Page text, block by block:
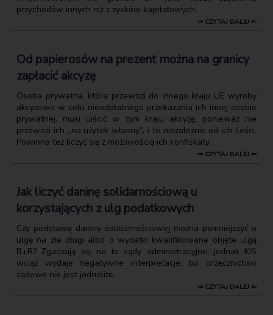
przychodów innych niż z zysków kapitałowych.
⇒ CZYTAJ DALEJ ⇐
Od papierosów na prezent można na granicy
zapłacić akcyzę
Osoba prywatna, która przewozi do innego kraju UE wyroby
akcyzowe w celu nieodpłatnego przekazania ich innej osobie
prywatnej, musi uiścić w tym kraju akcyzę, ponieważ nie
przewozi ich „na użytek własny”, i to niezależnie od ich ilości.
Powinna też liczyć się z możliwością ich konfiskaty.
⇒ CZYTAJ DALEJ ⇐
Jak liczyć daninę solidarnościową u
korzystających z ulg podatkowych
Czy podstawę daniny solidarnościowej można pomniejszyć o
ulgę na złe długi albo o wydatki kwalifikowane objęte ulgą
B+R? Zgadzają się na to sądy administracyjne, jednak KIS
wciąż wydaje negatywne interpretacje, bo orzecznictwo
sądowe nie jest jednolite.
⇒ CZYTAJ DALEJ ⇐